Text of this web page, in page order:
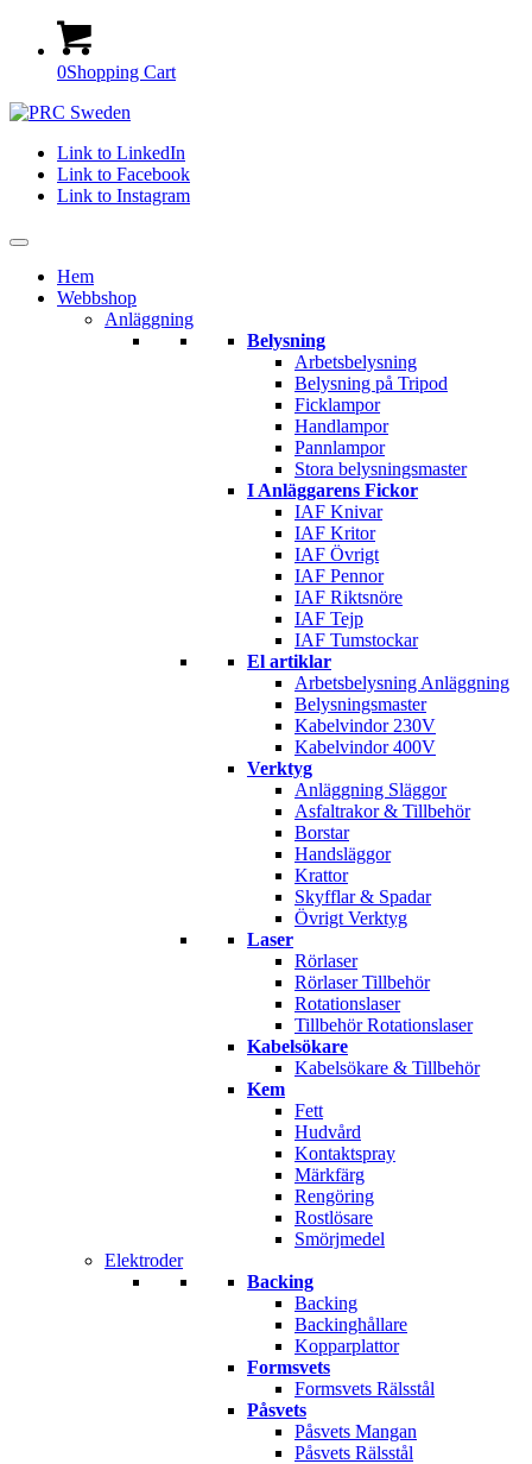
0Shopping Cart
Link to LinkedIn
Link to Facebook
Link to Instagram
Hem
Webbshop
Anläggning
Belysning
Arbetsbelysning
Belysning på Tripod
Ficklampor
Handlampor
Pannlampor
Stora belysningsmaster
I Anläggarens Fickor
IAF Knivar
IAF Kritor
IAF Övrigt
IAF Pennor
IAF Riktsnöre
IAF Tejp
IAF Tumstockar
El artiklar
Arbetsbelysning Anläggning
Belysningsmaster
Kabelvindor 230V
Kabelvindor 400V
Verktyg
Anläggning Släggor
Asfaltrakor & Tillbehör
Borstar
Handsläggor
Krattor
Skyfflar & Spadar
Övrigt Verktyg
Laser
Rörlaser
Rörlaser Tillbehör
Rotationslaser
Tillbehör Rotationslaser
Kabelsökare
Kabelsökare & Tillbehör
Kem
Fett
Hudvård
Kontaktspray
Märkfärg
Rengöring
Rostlösare
Smörjmedel
Elektroder
Backing
Backing
Backinghållare
Kopparplattor
Formsvets
Formsvets Rälsstål
Påsvets
Påsvets Mangan
Påsvets Rälsstål